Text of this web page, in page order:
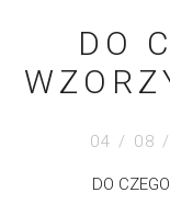
DO
04 / 08
DO